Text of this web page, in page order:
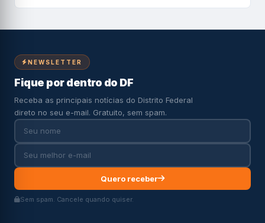
NEWSLETTER
Fique por dentro do DF
Receba as principais notícias do Distrito Federal
direto no seu e-mail. Gratuito, sem spam.
Quero receber
Sem spam. Cancele quando quiser.